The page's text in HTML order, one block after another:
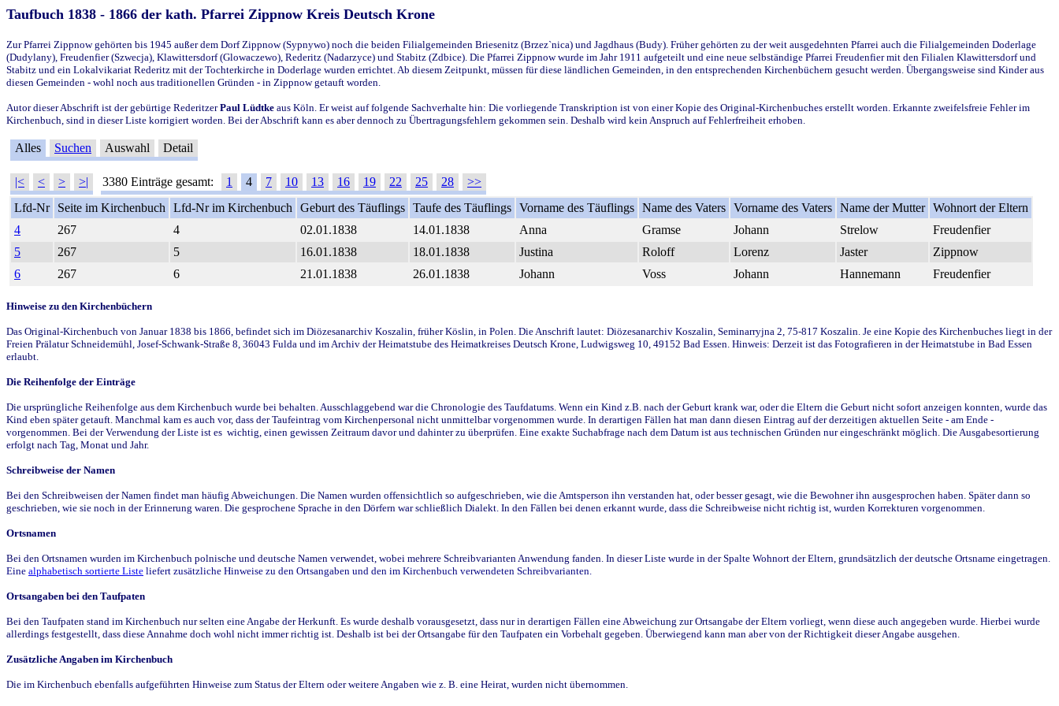
Taufbuch 1838 - 1866 der kath. Pfarrei Zippnow Kreis Deutsch Krone
Zur Pfarrei Zippnow gehörten bis 1945 außer dem Dorf Zippnow (Sypnywo) noch die beiden Filialgemeinden Briesenitz (Brzez`nica) und Jagdhaus (Budy). Früher gehörten zu der weit ausgedehnten Pfarrei auch die Filialgemeinden Doderlage
(Dudylany), Freudenfier (Szwecja), Klawittersdorf (Glowaczewo), Rederitz (Nadarzyce) und Stabitz (Zdbice). Die Pfarrei Zippnow wurde im Jahr 1911 aufgeteilt und eine neue selbständige Pfarrei Freudenfier mit den Filialen Klawittersdorf und
Stabitz und ein Lokalvikariat Rederitz mit der Tochterkirche in Doderlage wurden errichtet. Ab diesem Zeitpunkt, müssen für diese ländlichen Gemeinden, in den entsprechenden Kirchenbüchern gesucht werden. Übergangsweise sind Kinder aus
diesen Gemeinden - wohl noch aus traditionellen Gründen - in Zippnow getauft worden.
Autor dieser Abschrift ist der gebürtige RederitzerPaul Lüdtke aus Köln. Er weist auf folgende Sachverhalte hin: Die vorliegende Transkription ist von einer Kopie des Original-Kirchenbuches erstellt worden. Erkannte zweifelsfreie Fehler im
Kirchenbuch, sind in dieser Liste korrigiert worden. Bei der Abschrift kann es aber dennoch zu Übertragungsfehlern gekommen sein. Deshalb wird kein Anspruch auf Fehlerfreiheit erhoben.
Alles Suchen Auswahl Detail
|< < > >| 3380 Einträge gesamt: 1 4 7 10 13 16 19 22 25 28
>>
Lfd-Nr
Seite im Kirchenbuch Lfd-Nr im Kirchenbuch Geburt des Täuflings Taufe des Täuflings Vorname des Täuflings Name des Vaters Vorname des Vaters Name der Mutter Wohnort der Eltern
4
267 4 02.01.1838 14.01.1838 Anna Gramse Johann Strelow
Freudenfier
5
267 5 16.01.1838 18.01.1838 Justina Roloff Lorenz Jaster
Zippnow
6
267 6 21.01.1838 26.01.1838 Johann Voss Johann Hannemann Freudenfier
Hinweise zu den Kirchenbüchern
Das Original-Kirchenbuch von Januar 1838 bis 1866, befindet sich im Diözesanarchiv Koszalin, früher Köslin, in Polen. Die Anschrift lautet: Diözesanarchiv Koszalin, Seminarryjna 2, 75-817 Koszalin. Je eine Kopie des Kirchenbuches liegt in der
Freien Prälatur Schneidemühl, Josef-Schwank-Straße 8, 36043 Fulda und im Archiv der Heimatstube des Heimatkreises Deutsch Krone, Ludwigsweg 10, 49152 Bad Essen. Hinweis: Derzeit ist das Fotografieren in der Heimatstube in Bad Essen
erlaubt.
Die Reihenfolge der Einträge
Die ursprüngliche Reihenfolge aus dem Kirchenbuch wurde bei behalten. Ausschlaggebend war die Chronologie des Taufdatums. Wenn ein Kind z.B. nach der Geburt krank war, oder die Eltern die Geburt nicht sofort anzeigen konnten, wurde das
Kind eben später getauft. Manchmal kam es auch vor, dass der Taufeintrag vom Kirchenpersonal nicht unmittelbar vorgenommen wurde. In derartigen Fällen hat man dann diesen Eintrag auf der derzeitigen aktuellen Seite - am Ende -
vorgenommen. Bei der Verwendung der Liste ist es wichtig, einen gewissen Zeitraum davor und dahinter zu überprüfen. Eine exakte Suchabfrage nach dem Datum ist aus technischen Gründen nur eingeschränkt möglich. Die Ausgabesortierung
erfolgt nach Tag, Monat und Jahr.
Schreibweise der Namen
Bei den Schreibweisen der Namen findet man häufig Abweichungen. Die Namen wurden offensichtlich so aufgeschrieben, wie die Amtsperson ihn verstanden hat, oder besser gesagt, wie die Bewohner ihn ausgesprochen haben. Später dann so
geschrieben, wie sie noch in der Erinnerung waren. Die gesprochene Sprache in den Dörfern war schließlich Dialekt. In den Fällen bei denen erkannt wurde, dass die Schreibweise nicht richtig ist, wurden Korrekturen vorgenommen.
Ortsnamen
Bei den Ortsnamen wurden im Kirchenbuch polnische und deutsche Namen verwendet, wobei mehrere Schreibvarianten Anwendung fanden. In dieser Liste wurde in der Spalte Wohnort der Eltern, grundsätzlich der deutsche Ortsname eingetragen.
Eine alphabetisch sortierte Liste liefert zusätzliche Hinweise zu den Ortsangaben und den im Kirchenbuch verwendeten Schreibvarianten.
Ortsangaben bei den Taufpaten
Bei den Taufpaten stand im Kirchenbuch nur selten eine Angabe der Herkunft. Es wurde deshalb vorausgesetzt, dass nur in derartigen Fällen eine Abweichung zur Ortsangabe der Eltern vorliegt, wenn diese auch angegeben wurde. Hierbei wurde
allerdings festgestellt, dass diese Annahme doch wohl nicht immer richtig ist. Deshalb ist bei der Ortsangabe für den Taufpaten ein Vorbehalt gegeben. Überwiegend kann man aber von der Richtigkeit dieser Angabe ausgehen.
Zusätzliche Angaben im Kirchenbuch
Die im Kirchenbuch ebenfalls aufgeführten Hinweise zum Status der Eltern oder weitere Angaben wie z. B. eine Heirat, wurden nicht übernommen.